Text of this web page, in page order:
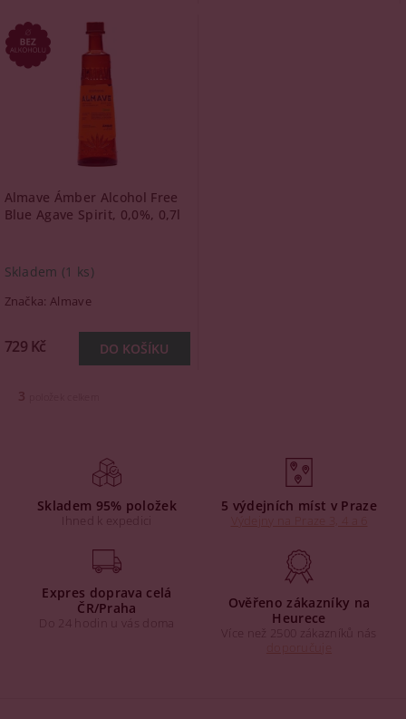
Almave Ámber Alcohol Free
Blue Agave Spirit, 0,0%, 0,7l
Skladem (1 ks)
Značka:Almave
729 Kč
3
Skladem 95% položek
Ihned k expedici
5 výdejních míst v Praze
Expres doprava celá
ČR/Praha
Do 24 hodin u vás doma
Ověřeno zákazníky na
Heurece
Více než 2500 zákazníků nás